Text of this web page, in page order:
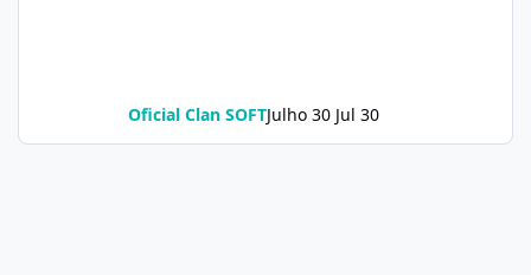
Oficial Clan SOFTJulho 30 Jul 30